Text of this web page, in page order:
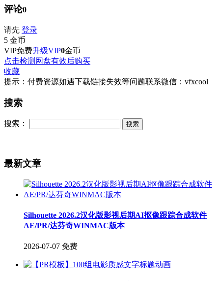
评论0
请先 登录
5 金币
VIP免费升级VIP0金币
点击检测网盘有效后购买
收藏
提示：付费资源如遇下载链接失效等问题联系微信：vfxcool
搜索
搜索：
最新文章
Silhouette 2026.2汉化版影视后期AI抠像跟踪合成软件
AE/PR/达芬奇WINMAC版本
2026-07-07 免费